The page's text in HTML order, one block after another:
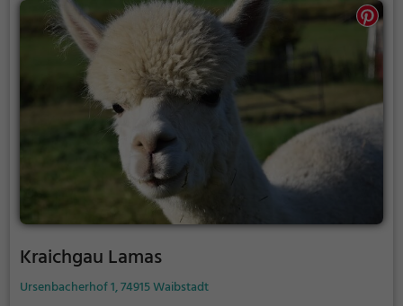
Kraichgau Lamas
Ursenbacherhof 1, 74915 Waibstadt